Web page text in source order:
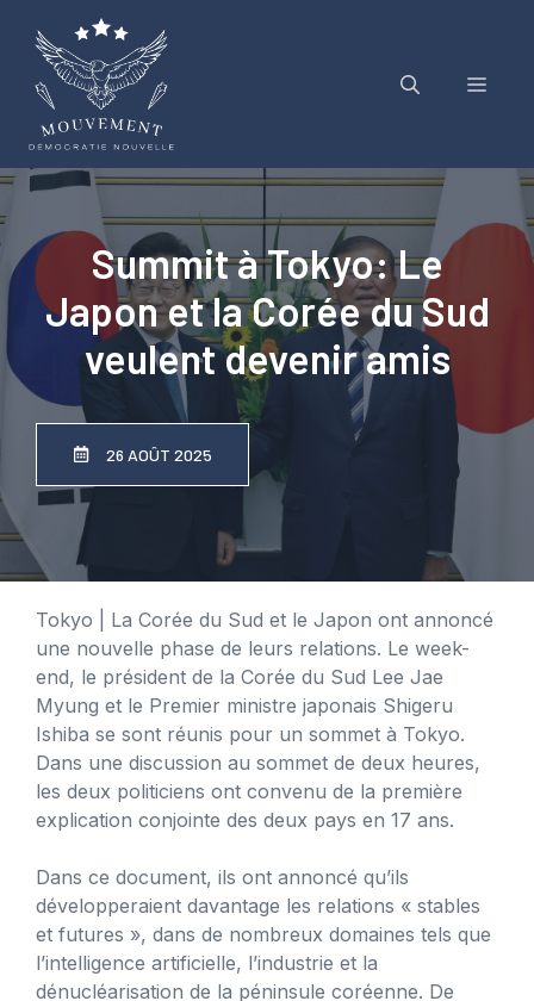
contenu
Menu
Summit à Tokyo: Le
Japon et la Corée du Sud
veulent devenir amis
26 AOÛT 2025
Tokyo
| La Corée du Sud et le Japon ont annoncé
une nouvelle phase de leurs relations. Le week-
end, le président de la Corée du Sud Lee Jae
Myung et le Premier ministre japonais Shigeru
Ishiba se sont réunis pour un sommet à Tokyo.
Dans une discussion au sommet de deux heures,
les deux politiciens ont convenu de la première
explication conjointe des deux pays en 17 ans.
Dans ce document, ils ont annoncé qu’ils
développeraient davantage les relations « stables
et futures », dans de nombreux domaines tels que
l’intelligence artificielle, l’industrie et la
dénucléarisation de la péninsule coréenne. De